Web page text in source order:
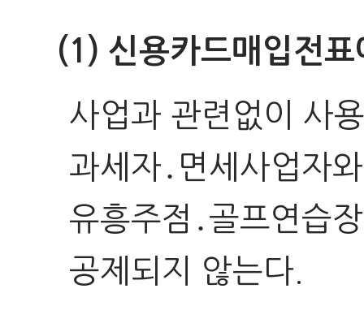
(1) 신용카드매입전
사업과 관련없이 사
과세자․면세사업자
유흥주점․골프연습
공제되지 않는다.